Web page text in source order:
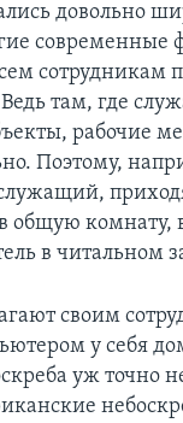
довольно
современные
сотрудникам
там, где
рабочие
Поэтому,
общую комнату,
в читальном
своим
у себя
уж точно